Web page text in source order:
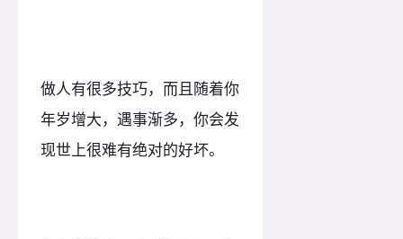
做人有很多技巧，而且随着你
年岁增大，遇事渐多，你会发
现世上很难有绝对的好坏。